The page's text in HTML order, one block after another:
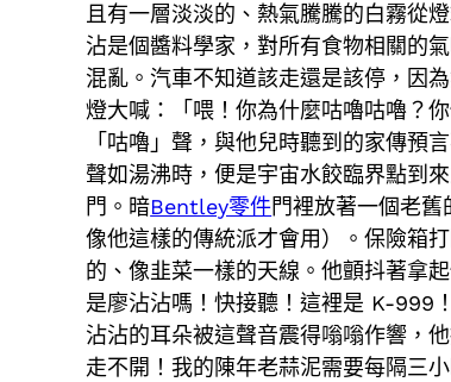
且有一層淡淡的、熱氣騰騰的白霧從
沾是個醬料學家，對所有食物相關的
混亂。汽車不知道該走還是該停，因
燈大喊：「喂！你為什麼咕嚕咕嚕？
「咕嚕」聲，與他兒時聽到的家傳預
聲如湯沸時，便是宇宙水餃臨界點到
門。暗Bentley零件門裡放著一個老
像他這樣的傳統派才會用）。保險箱
的、像韭菜一樣的天線。他顫抖著拿
是廖沾沾嗎！快接聽！這裡是 K-999
沾沾的耳朵被這聲音震得嗡嗡作響，
走不開！我的陳年老蒜泥需要每隔三